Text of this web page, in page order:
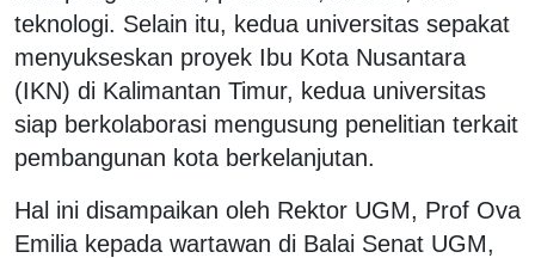
teknologi. Selain itu, kedua universitas sepakat
menyukseskan proyek Ibu Kota Nusantara
(IKN) di Kalimantan Timur, kedua universitas
siap berkolaborasi mengusung penelitian terkait
pembangunan kota berkelanjutan.
Hal ini disampaikan oleh Rektor UGM, Prof Ova
Emilia kepada wartawan di Balai Senat UGM,